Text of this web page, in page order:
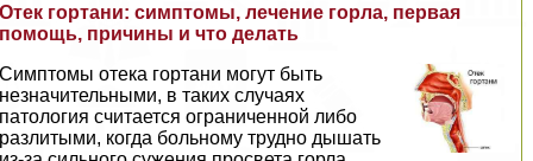
Отек гортани: симптомы, лечение горла, первая
помощь, причины и что делать
Симптомы отека гортани могут быть
незначительными, в таких случаях
патология считается ограниченной либо
разлитыми, когда больному трудно дышать